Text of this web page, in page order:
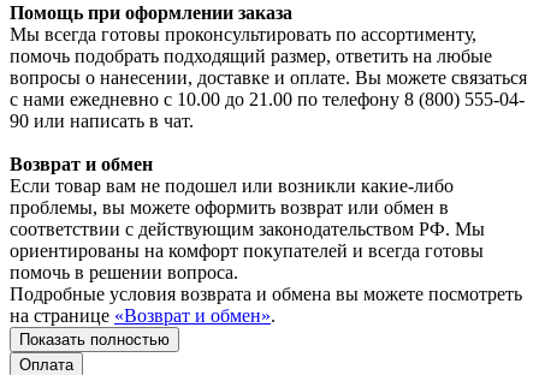
Помощь при оформлении заказа
Мы всегда готовы проконсультировать по ассортименту,
помочь подобрать подходящий размер, ответить на любые
вопросы о нанесении, доставке и оплате. Вы можете связаться
с нами ежедневно с 10.00 до 21.00 по телефону 8 (800) 555-04-
90 или написать в чат.
Возврат и обмен
Если товар вам не подошел или возникли какие-либо
проблемы, вы можете оформить возврат или обмен в
соответствии с действующим законодательством РФ. Мы
ориентированы на комфорт покупателей и всегда готовы
помочь в решении вопроса.
Подробные условия возврата и обмена вы можете посмотреть
на странице «Возврат и обмен».
Показать полностью
Оплата